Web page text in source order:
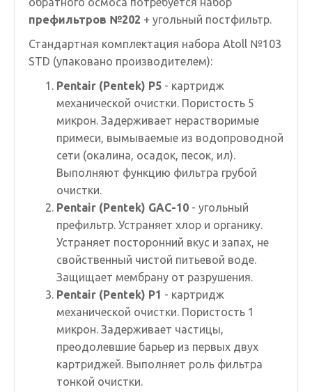
префильтров №202 + угольный постфильтр.
Стандартная комплектация набора Atoll №103
STD (упаковано производителем):
Pentair (Pentek) P5 - картридж
механической очистки. Пористость 5
микрон. Задерживает нерастворимые
примеси, вымываемые из водопроводной
сети (окалина, осадок, песок, ил).
Выполняют функцию фильтра грубой
очистки.
Pentair (Pentek) GAC-10 - угольный
префильтр. Устраняет хлор и органику.
Устраняет посторонний вкус и запах, не
свойственный чистой питьевой воде.
Защищает мембрану от разрушения.
Pentair (Pentek) P1 - картридж
механической очистки. Пористость 1
микрон. Задерживает частицы,
преодолевшие барьер из первых двух
картриджей. Выполняет роль фильтра
тонкой очистки.